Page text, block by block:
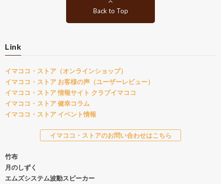
Back to Top
Link
イマココ・ストア（オンラインショップ）
イマココ・ストア お客様の声（ユーザーレビュー）
イマココ・ストア 情報サイト クラブイマココ
イマココ・ストア 健幸コラム
イマココ・ストア イベント情報
イマココ・ストアのお問い合わせはこちら
竹布
月のしずく
エムズシステム波動スピーカー